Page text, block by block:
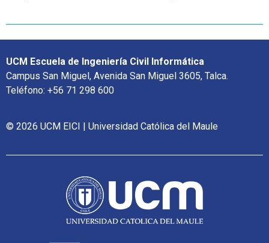
UCM Escuela de Ingeniería Civil Informática
Campus San Miguel, Avenida San Miguel 3605, Talca.
Teléfono: +56 71 298 600
© 2026 UCM EICI | Universidad Católica del Maule